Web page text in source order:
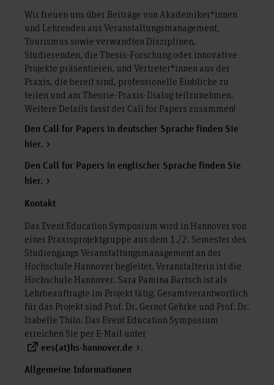
Wir freuen uns über Beiträge von Akademiker*innen
und Lehrenden aus Veranstaltungsmanagement,
Tourismus sowie verwandten Disziplinen,
Studierenden, die Thesis-Forschung oder innovative
Projekte präsentieren, und Vertreter*innen aus der
Praxis, die bereit sind, professionelle Einblicke zu
teilen und am Theorie-Praxis-Dialog teilzunehmen.
Weitere Details fasst der Call for Papers zusammen!
Den Call for Papers in deutscher Sprache finden Sie
hier.
Den Call for Papers in englischer Sprache finden Sie
hier.
Kontakt
Das Event Education Symposium wird in Hannover von
einer Praxisprojektgruppe aus dem 1./2. Semester des
Studiengangs Veranstaltungsmanagement an der
Hochschule Hannover begleitet. Veranstalterin ist die
Hochschule Hannover. Sara Pamina Bartsch ist als
Lehrbeauftragte im Projekt tätig. Gesamtverantwortlich
für das Projekt sind Prof. Dr. Gernot Gehrke und Prof. Dr.
Isabelle Thilo. Das Event Education Symposium
erreichen Sie per E-Mail unter
ees(at)hs-hannover.de .
Allgemeine Informationen